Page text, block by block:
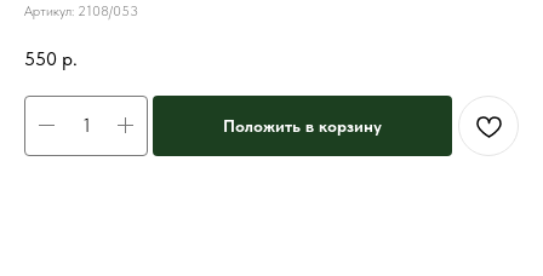
Артикул: 2108/053
550 р.
Положить в корзину